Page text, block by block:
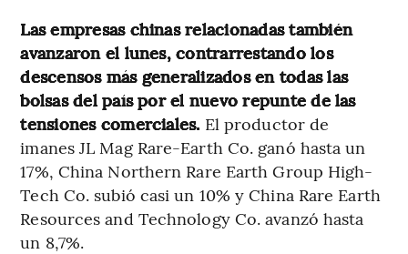
Las empresas chinas relacionadas también
avanzaron el lunes, contrarrestando los
descensos más generalizados en todas las
bolsas del país por el nuevo repunte de las
tensiones comerciales. El productor de
imanes JL Mag Rare-Earth Co. ganó hasta un
17%, China Northern Rare Earth Group High-
Tech Co. subió casi un 10% y China Rare Earth
Resources and Technology Co. avanzó hasta
un 8,7%.